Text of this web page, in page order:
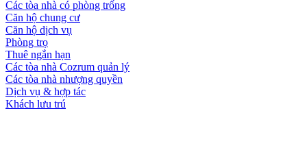
Các tòa nhà có phòng trống
Căn hộ chung cư
Căn hộ dịch vụ
Phòng trọ
Thuê ngắn hạn
Các tòa nhà Cozrum quản lý
Các tòa nhà nhượng quyền
Dịch vụ & hợp tác
Khách lưu trú